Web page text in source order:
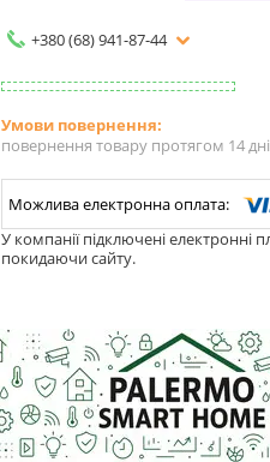
+380 (68) 941-87-44
повернення товару протягом 14
У компанії підключені
покидаючи сайту.